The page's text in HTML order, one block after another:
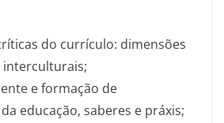
do currículo: dimensões
e formação de
educação, saberes e práxis;